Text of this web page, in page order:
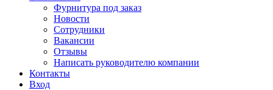
Фурнитура под заказ
Новости
Сотрудники
Вакансии
Отзывы
Написать руководителю компании
Контакты
Вход